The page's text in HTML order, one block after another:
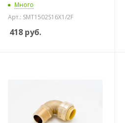
Много
Арт.: SMT1502S16X1/2F
418 руб.